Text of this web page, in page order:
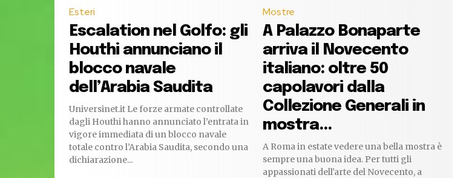
Esteri
Escalation nel Golfo: gli
Houthi annunciano il
blocco navale
dell’Arabia Saudita
Universinet.it Le forze armate controllate
dagli Houthi hanno annunciato l’entrata in
vigore immediata di un blocco navale
totale contro l’Arabia Saudita, secondo una
dichiarazione...
Mostre
A Palazzo Bonaparte
arriva il Novecento
italiano: oltre 50
capolavori dalla
Collezione Generali in
mostra...
A Roma in estate vedere una bella mostra è
sempre una buona idea. Per tutti gli
appassionati dell'arte del Novecento, a